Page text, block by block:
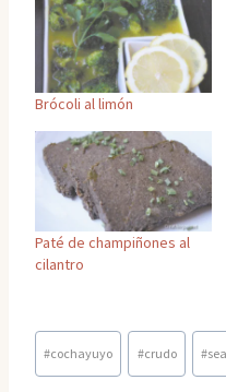
Brócoli al limón
Paté de champiñones al
cilantro
Etiquetas
de
#cochayuyo #crudo #